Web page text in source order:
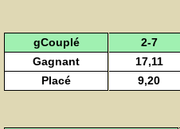
gCouplé 2-7
Gagnant
17,11
Placé
9,20